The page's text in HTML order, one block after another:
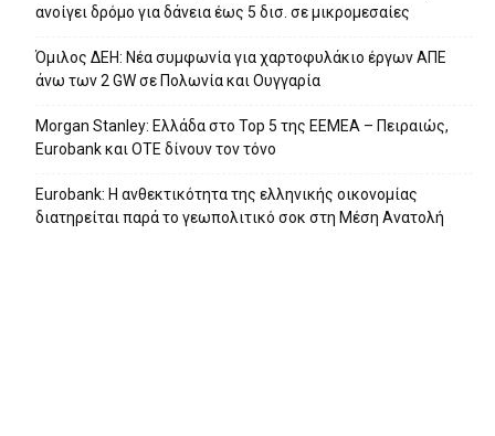
ανοίγει δρόμο για δάνεια έως 5 δισ. σε μικρομεσαίες
Όμιλος ΔΕΗ: Νέα συμφωνία για χαρτοφυλάκιο έργων ΑΠΕ
άνω των 2 GW σε Πολωνία και Ουγγαρία
Morgan Stanley: Ελλάδα στο Top 5 της EEMEA – Πειραιώς,
Eurobank και ΟΤΕ δίνουν τον τόνο
Eurobank: Η ανθεκτικότητα της ελληνικής οικονομίας
διατηρείται παρά το γεωπολιτικό σοκ στη Μέση Ανατολή